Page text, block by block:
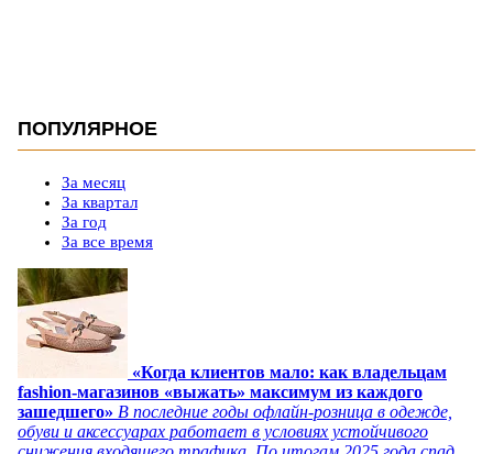
ПОПУЛЯРНОЕ
За месяц
За квартал
За год
За все время
«Когда клиентов мало: как владельцам
fashion-магазинов «выжать» максимум из каждого
зашедшего» В последние годы офлайн-розница в одежде,
обуви и аксессуарах работает в условиях устойчивого